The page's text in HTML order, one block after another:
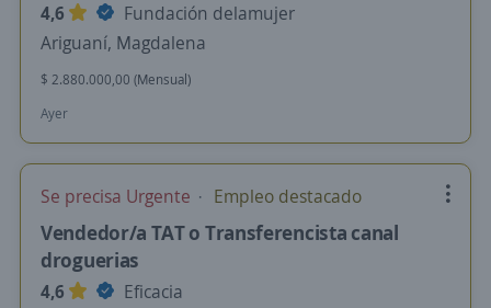
4,6
Fundación delamujer
Ariguaní, Magdalena
$ 2.880.000,00 (Mensual)
Ayer
Se precisa Urgente Empleo destacado
Vendedor/a TAT o Transferencista canal
droguerias
4,6
Eficacia